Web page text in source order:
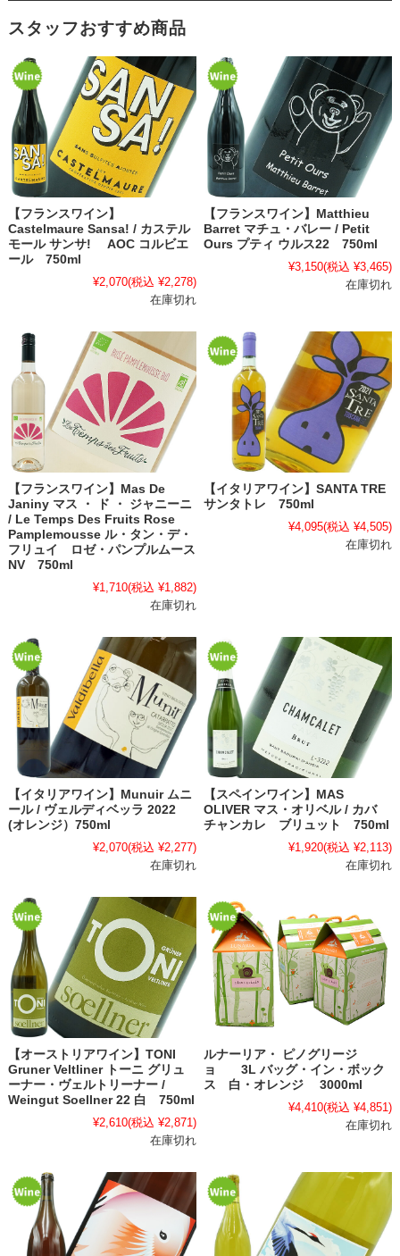
スタッフおすすめ商品
【フランスワイン】
Castelmaure Sansa! / カステル
モール サンサ! AOC コルビエ
ール 750ml
¥2,070(税込 ¥2,278)
在庫切れ
【フランスワイン】Matthieu
Barret マチュ・バレー / Petit
Ours プティ ウルス22 750ml
¥3,150(税込 ¥3,465)
在庫切れ
【フランスワイン】Mas De
Janiny マス ・ ド ・ ジャニーニ
/ Le Temps Des Fruits Rose
Pamplemousse ル・タン・デ・
フリュイ ロゼ・パンプルムース
NV 750ml
¥1,710(税込 ¥1,882)
在庫切れ
【イタリアワイン】SANTA TRE
サンタトレ 750ml
¥4,095(税込 ¥4,505)
在庫切れ
【イタリアワイン】Munuir ムニ
ール / ヴェルディベッラ 2022
(オレンジ）750ml
¥2,070(税込 ¥2,277)
在庫切れ
【スペインワイン】MAS
OLIVER マス・オリベル / カバ
チャンカレ ブリュット 750ml
¥1,920(税込 ¥2,113)
在庫切れ
【オーストリアワイン】TONI
Gruner Veltliner トーニ グリュ
ーナー・ヴェルトリーナー /
Weingut Soellner 22 白 750ml
¥2,610(税込 ¥2,871)
在庫切れ
ルナーリア・ ピノグリージ
ョ 3L バッグ・イン・ボック
ス 白・オレンジ 3000ml
¥4,410(税込 ¥4,851)
在庫切れ